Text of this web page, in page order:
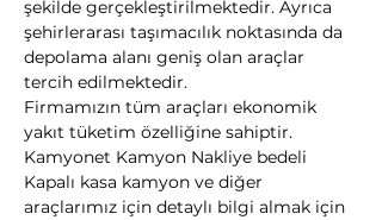
şekilde gerçekleştirilmektedir. Ayrıca
şehirlerarası taşımacılık noktasında da
depolama alanı geniş olan araçlar
tercih edilmektedir.
Firmamızın tüm araçları ekonomik
yakıt tüketim özelliğine sahiptir.
Kamyonet Kamyon Nakliye bedeli
Kapalı kasa kamyon ve diğer
araçlarımız için detaylı bilgi almak için